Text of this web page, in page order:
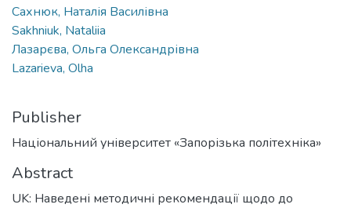
Сахнюк, Наталія Василівна
Sakhniuk, Nataliia
Лазарєва, Ольга Олександрівна
Lazarieva, Olha
Publisher
Національний університет «Запорізька політехніка»
Abstract
UK: Наведені методичні рекомендації щодо до